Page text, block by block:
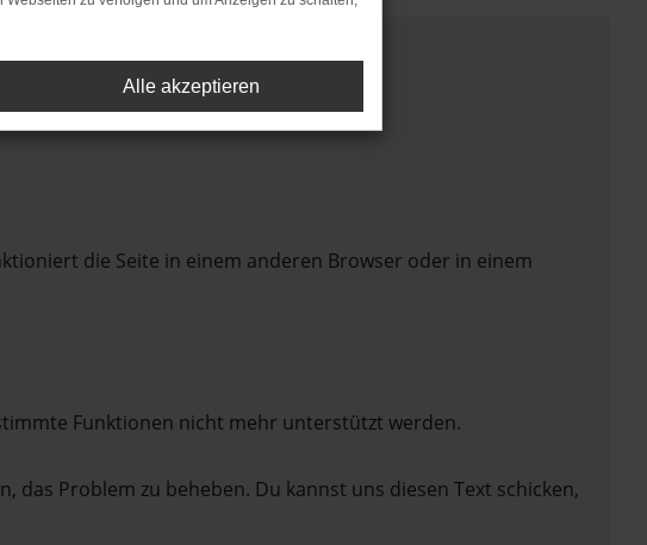
die Seite in einem anderen Browser oder in einem
Funktionen nicht mehr unterstützt werden.
Problem zu beheben. Du kannst uns diesen Text schicken,
Alle akzeptieren